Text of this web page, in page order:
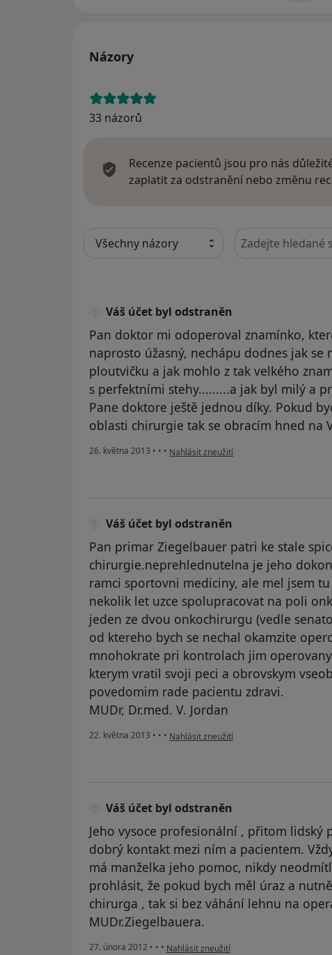
Názory
33 názorů
Recenze pacientů jsou pro nás
zaplatit za odstranění nebo změnu
Hledejte v
Váš účet byl odstraněn
Pan doktor mi odoperoval znamínko,
naprosto úžasný, nechápu dodnes jak
ploutvičku a jak mohlo z tak velkého
s perfektními stehy.........a jak byl milý a
Pane doktore ještě jednou díky. Pokud
oblasti chirurgie tak se obracím hned na
26. května 2013 • • • podle názoru uživatele Váš účet byl
Nahlásit zneužití
Váš účet byl odstraněn
Pan primar Ziegelbauer patri ke stale
chirurgie.neprehlednutelna je jeho
ramci sportovni mediciny, ale mel jsem
nekolik let uzce spolupracovat na poli
jeden ze dvou onkochirurgu (vedle
od ktereho bych se nechal okamzite
mnohokrate pri kontrolach jim
kterym vratil svoji peci a obrovskym
povedomim rade pacientu zdravi.
MUDr, Dr.med. V. Jordan
22. května 2013 • • • podle názoru uživatele Váš účet byl
Nahlásit zneužití
Váš účet byl odstraněn
Jeho vysoce profesionální , přitom lidský
dobrý kontakt mezi ním a pacientem.
má manželka jeho pomoc, nikdy
prohlásit, že pokud bych měl úraz a
chirurga , tak si bez váhání lehnu na
MUDr.Ziegelbauera.
27. února 2012 • • • podle názoru uživatele Váš účet byl
Nahlásit zneužití